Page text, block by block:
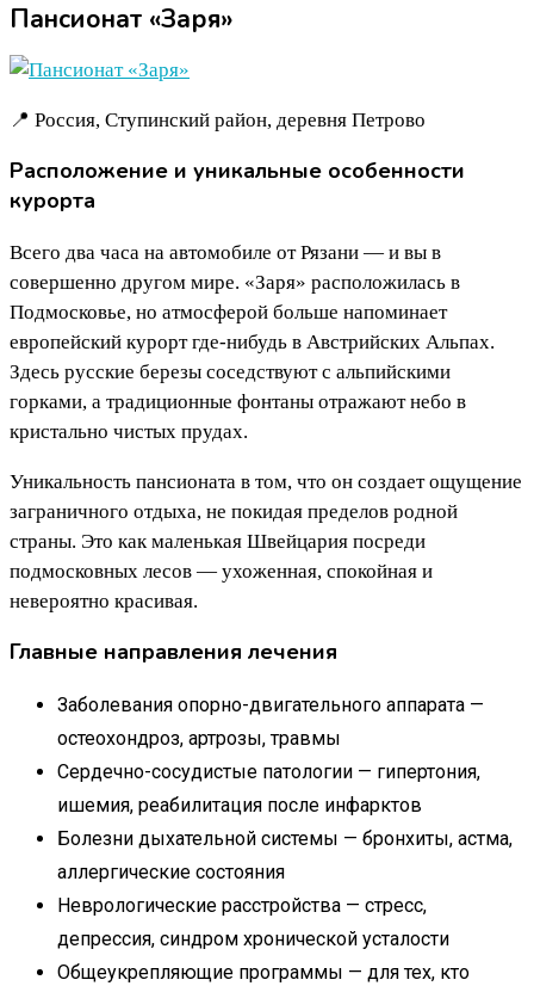
Пансионат «Заря»
📍 Россия, Ступинский район, деревня Петрово
Расположение и уникальные особенности
курорта
Всего два часа на автомобиле от Рязани — и вы в
совершенно другом мире. «Заря» расположилась в
Подмосковье, но атмосферой больше напоминает
европейский курорт где-нибудь в Австрийских Альпах.
Здесь русские березы соседствуют с альпийскими
горками, а традиционные фонтаны отражают небо в
кристально чистых прудах.
Уникальность пансионата в том, что он создает ощущение
заграничного отдыха, не покидая пределов родной
страны. Это как маленькая Швейцария посреди
подмосковных лесов — ухоженная, спокойная и
невероятно красивая.
Главные направления лечения
Заболевания опорно-двигательного аппарата —
остеохондроз, артрозы, травмы
Сердечно-сосудистые патологии — гипертония,
ишемия, реабилитация после инфарктов
Болезни дыхательной системы — бронхиты, астма,
аллергические состояния
Неврологические расстройства — стресс,
депрессия, синдром хронической усталости
Общеукрепляющие программы — для тех, кто